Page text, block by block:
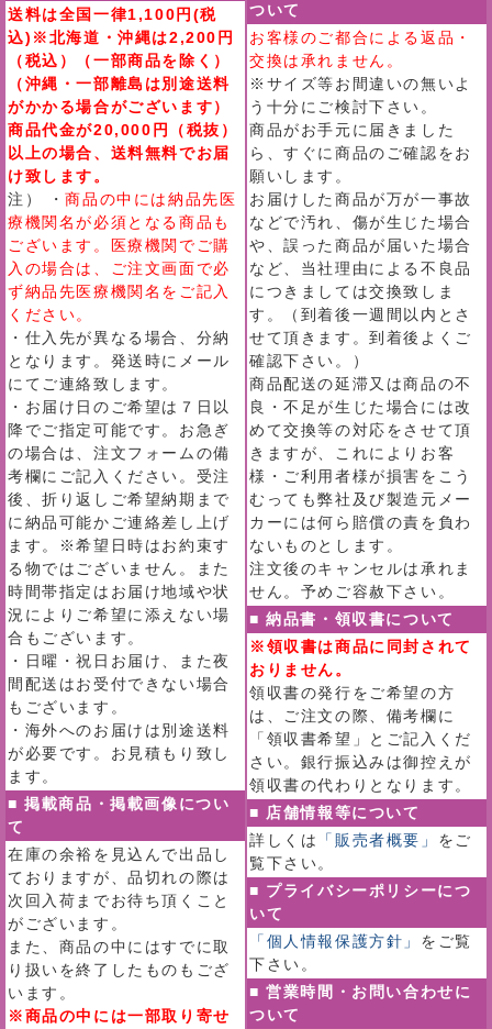
送料は全国一律1,100円(税
込)※北海道・沖縄は2,200円
（税込）（一部商品を除く）
（沖縄・一部離島は別途送料
がかかる場合がございます）
商品代金が20,000円（税抜）
以上の場合、送料無料でお届
け致します。
注） ・商品の中には納品先医
療機関名が必須となる商品も
ございます。医療機関でご購
入の場合は、ご注文画面で必
ず納品先医療機関名をご記入
ください。
・仕入先が異なる場合、分納
となります。発送時にメール
にてご連絡致します。
・お届け日のご希望は７日以
降でご指定可能です。お急ぎ
の場合は、注文フォームの備
考欄にご記入ください。受注
後、折り返しご希望納期まで
に納品可能かご連絡差し上げ
ます。※希望日時はお約束す
る物ではございません。また
時間帯指定はお届け地域や状
況によりご希望に添えない場
合もございます。
・日曜・祝日お届け、また夜
間配送はお受付できない場合
もございます。
・海外へのお届けは別途送料
が必要です。お見積もり致し
ます。
■ 掲載商品・掲載画像につい
て
在庫の余裕を見込んで出品し
ておりますが、品切れの際は
次回入荷までお待ち頂くこと
がございます。
また、商品の中にはすでに取
り扱いを終了したものもござ
います。
※商品の中には一部取り寄せ
ついて
お客様のご都合による返品・
交換は承れません。
※サイズ等お間違いの無いよ
う十分にご検討下さい。
商品がお手元に届きました
ら、すぐに商品のご確認をお
願いします。
お届けした商品が万が一事故
などで汚れ、傷が生じた場合
や、誤った商品が届いた場合
など、当社理由による不良品
につきましては交換致しま
す。（到着後一週間以内とさ
せて頂きます。到着後よくご
確認下さい。）
商品配送の延滞又は商品の不
良・不足が生じた場合には改
めて交換等の対応をさせて頂
きますが、これによりお客
様・ご利用者様が損害をこう
むっても弊社及び製造元メー
カーには何ら賠償の責を負わ
ないものとします。
注文後のキャンセルは承れま
せん。予めご容赦下さい。
■ 納品書・領収書について
※領収書は商品に同封されて
おりません。
領収書の発行をご希望の方
は、ご注文の際、備考欄に
「領収書希望」とご記入くだ
さい。銀行振込みは御控えが
領収書の代わりとなります。
■ 店舗情報等について
詳しくは
「販売者概要」 をご
覧下さい。
■ プライバシーポリシーにつ
いて
「個人情報保護方針」 をご覧
下さい。
■ 営業時間・お問い合わせに
ついて